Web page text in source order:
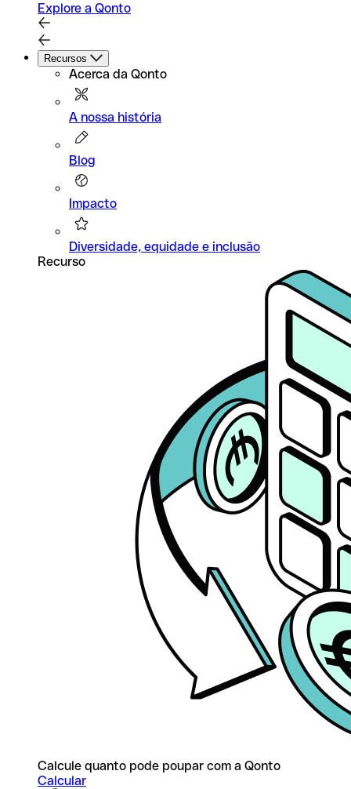
Explore a Qonto
Recursos
Acerca da Qonto
A nossa história
Blog
Impacto
Diversidade, equidade e inclusão
Recurso
Calcule quanto pode poupar com a Qonto
Calcular